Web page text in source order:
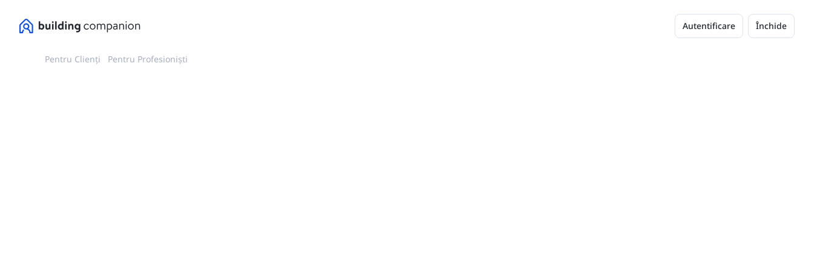
Autentificare Închide
Pentru Clienți Pentru Profesioniști